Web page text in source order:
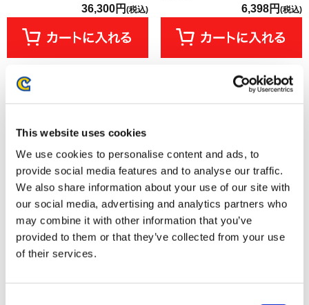
This website uses cookies
We use cookies to personalise content and ads, to
provide social media features and to analyse our traffic.
We also share information about your use of our site with
our social media, advertising and analytics partners who
may combine it with other information that you’ve
provided to them or that they’ve collected from your use
of their services.
36,300円 (税込) 6,398円 (税込)
カプコンフィギュアビルダー
モンスターハンター スタンダ
コレクション Vol. 1
ストリートファイター6 デフォ